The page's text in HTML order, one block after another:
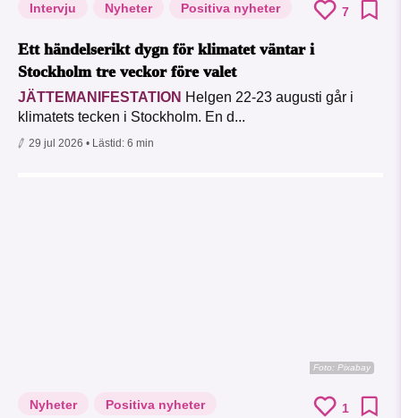
Intervju Nyheter Positiva nyheter 7
Ett händelserikt dygn för klimatet väntar i
Stockholm tre veckor före valet
JÄTTEMANIFESTATION Helgen 22-23 augusti går i
klimatets tecken i Stockholm. En d...
29 jul 2026 • Lästid: 6 min
Foto: Pixabay
Nyheter Positiva nyheter 1